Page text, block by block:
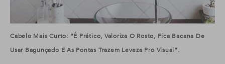
Cabelo Mais Curto: “É Prático, Valoriza O Rosto, Fica Bacana De
Usar Bagunçado E As Pontas Trazem Leveza Pro Visual”.